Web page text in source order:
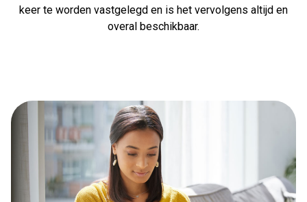
keer te worden vastgelegd en is het vervolgens altijd en
overal beschikbaar.